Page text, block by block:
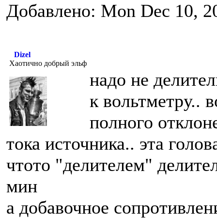
Добавлено: Mon Dec 10,
Dizel
Хаотично добрый эльф
надо не
к вольтметру..
полного
тока источника.. эта
чтото "делителем"
мин
а добавочное